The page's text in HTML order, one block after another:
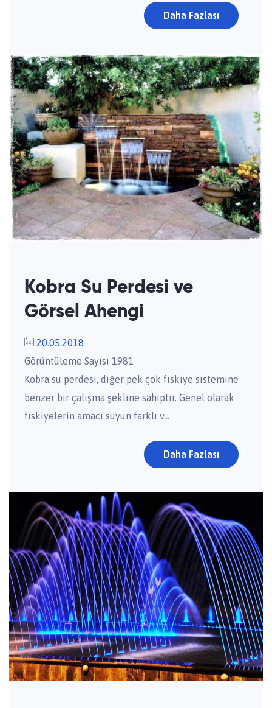
Daha Fazlası
Kobra Su Perdesi ve
Görsel Ahengi
20.05.2018
Görüntüleme Sayısı 1981
Kobra su perdesi, diğer pek çok fıskiye sistemine
benzer bir çalışma şekline sahiptir. Genel olarak
fıskiyelerin amacı suyun farklı v...
Daha Fazlası